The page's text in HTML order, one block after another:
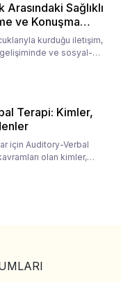
Sağlıklı
ve Konuşma
Rolü
kurduğu iletişim,
ve sosyal-
Terapi: Kimler,
için Auditory-Verbal
olan kimler,